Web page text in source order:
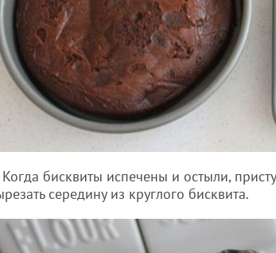
Когда бисквиты испечены и остыли,
середину из круглого бисквита.